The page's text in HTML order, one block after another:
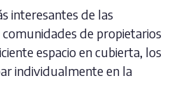
interesantes de las
de propietarios
espacio en cubierta, los
individualmente en la